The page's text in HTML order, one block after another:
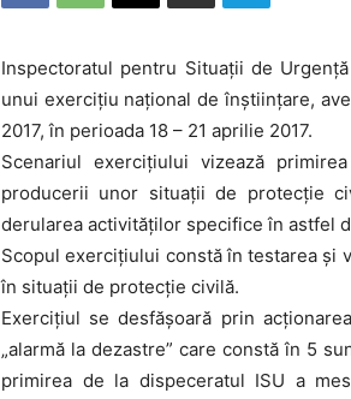
Inspectoratul pentru Situații de
unui exercițiu național de înștiințare,
2017, în perioada 18 – 21 aprilie 2017.
Scenariul exercițiului vizează
producerii unor situații de protecție
derularea activităților specifice în astfel
Scopul exercițiului constă în testarea și
în situații de protecție civilă.
Exercițiul se desfășoară prin
„alarmă la dezastre” care constă în 5
primirea de la dispeceratul ISU a